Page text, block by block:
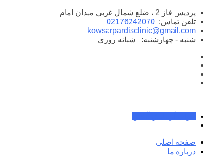
پرش
محتوا
پردیس فاز 2 ، ضلع شمال غربی میدان امام
تلفن تماس: 02176242070
kowsarpardisclinic@gmail.com
شنبه - چهارشنبه:
شبانه روزی
صفحه اصلی
درباره ما